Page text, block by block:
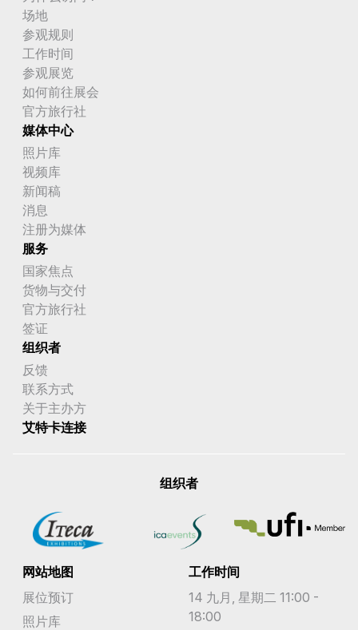
场地
参观规则
工作时间
参观展览
如何前往展会
官方旅行社
媒体中心
照片库
视频库
新闻稿
消息
注册为媒体
服务
国家焦点
货物与交付
官方旅行社
签证
组织者
反馈
联系方式
关于主办方
艾特卡连接
组织者
网站地图
展位预订
照片库
工作时间
14 九月, 星期二 11:00 -
18:00